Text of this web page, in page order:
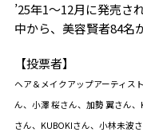
’25年1〜12月に発売さ
中から、美容賢者84名
【投票者】
ヘア＆メイクアップアーティス
ん、小澤 桜さん、加勢 翼さん
さん、KUBOKIさん、小林未波